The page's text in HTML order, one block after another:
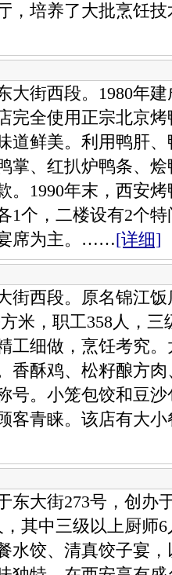
，培养了大批烹饪
街西段。1980年建
完全使用正宗北京
道鲜美。利用鸭肝
掌、红扒炉鸭条、
。1990年末，西安
1个，二楼设有2个
席为主。……[详细]
西段。原名锦江饭
米，职工358人，
工细做，烹饪考究
香酥鸡、松籽酿方
号。小笼包饺和豆
客青睐。该店有大
大街273号，创办于
，其中三级以上厨师
水饺、清真饺子宴